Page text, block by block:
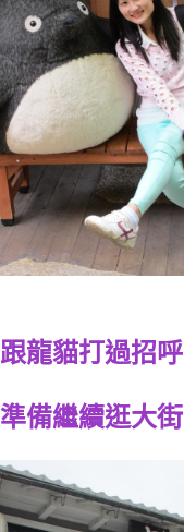
跟龍貓打過招呼
準備繼續逛大街